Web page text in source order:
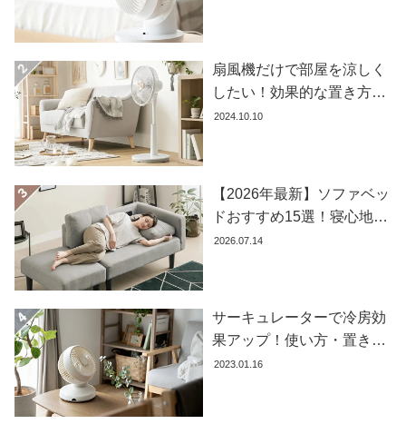
ィ
ト
探
シ
グ
ガ
イ
扇風機だけで部屋を涼しく
したい！効果的な置き方と
おすすめ商品を紹介します
2024.10.10
【2026年最新】ソファベッ
ドおすすめ15選！寝心地で
失敗しない選び方
2026.07.14
サーキュレーターで冷房効
果アップ！使い方・置き場
所・風向きを徹底解説
2023.01.16